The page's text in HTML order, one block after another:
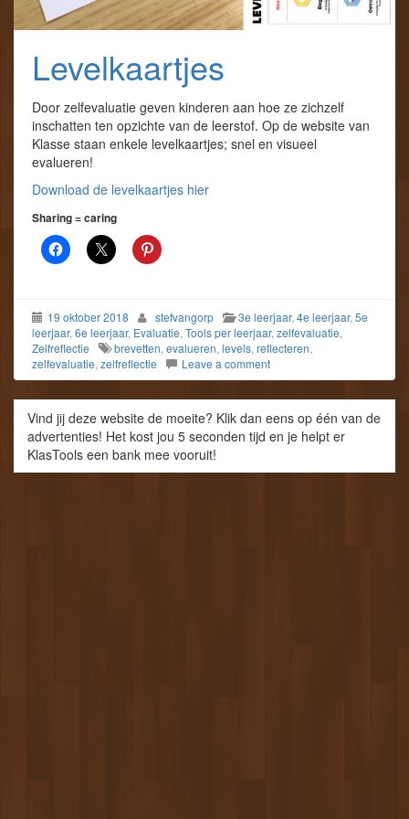
Levelkaartjes
Door zelfevaluatie geven kinderen aan hoe ze zichzelf
inschatten ten opzichte van de leerstof. Op de website van
Klasse staan enkele levelkaartjes; snel en visueel
evalueren!
Download de levelkaartjes hier
Sharing = caring
19 oktober 2018 stefvangorp 3e leerjaar, 4e leerjaar, 5e
leerjaar, 6e leerjaar, Evaluatie, Tools per leerjaar, zelfevaluatie,
Zelfreflectie
brevetten, evalueren, levels, reflecteren,
zelfevaluatie, zelfreflectie Leave a comment
Vind jij deze website de moeite? Klik dan eens op één van de
advertenties! Het kost jou 5 seconden tijd en je helpt er
KlasTools een bank mee vooruit!